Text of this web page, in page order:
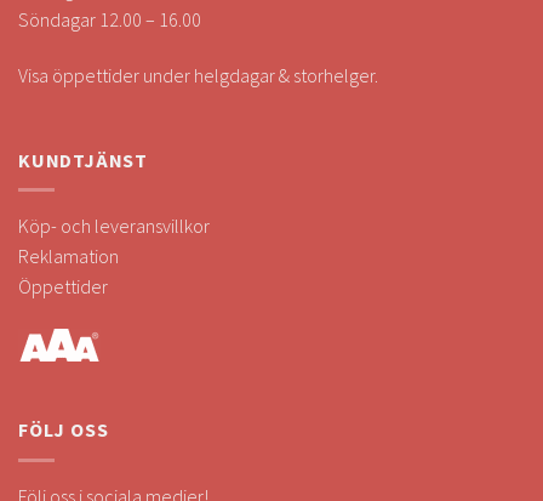
Söndagar 12.00 – 16.00
Visa öppettider under helgdagar & storhelger.
KUNDTJÄNST
Köp- och leveransvillkor
Reklamation
Öppettider
FÖLJ OSS
Följ oss i sociala medier!